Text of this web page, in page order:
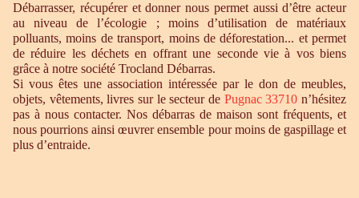
Débarrasser, récupérer et donner nous permet aussi d’être acteur
au niveau de l’écologie ; moins d’utilisation de matériaux
polluants, moins de transport, moins de déforestation... et permet
de réduire les déchets en offrant une seconde vie à vos biens
grâce à notre société Trocland Débarras.
Si vous êtes une association intéressée par le don de meubles,
objets, vêtements, livres sur le secteur de Pugnac 33710n’hésitez
pas à nous contacter. Nos débarras de maison sont fréquents, et
nous pourrions ainsi œuvrer ensemble pour moins de gaspillage et
plus d’entraide.